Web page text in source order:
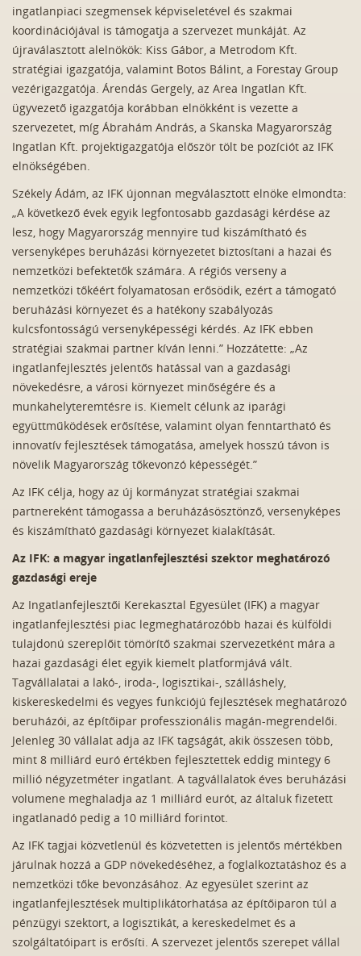
ingatlanpiaci szegmensek képviseletével és szakmai
koordinációjával is támogatja a szervezet munkáját. Az
újraválasztott alelnökök: Kiss Gábor, a Metrodom Kft.
stratégiai igazgatója, valamint Botos Bálint, a Forestay Group
vezérigazgatója. Árendás Gergely, az Area Ingatlan Kft.
ügyvezető igazgatója korábban elnökként is vezette a
szervezetet, míg Ábrahám András, a Skanska Magyarország
Ingatlan Kft. projektigazgatója először tölt be pozíciót az IFK
elnökségében.
Székely Ádám, az IFK újonnan megválasztott elnöke elmondta:
„A következő évek egyik legfontosabb gazdasági kérdése az
lesz, hogy Magyarország mennyire tud kiszámítható és
versenyképes beruházási környezetet biztosítani a hazai és
nemzetközi befektetők számára. A régiós verseny a
nemzetközi tőkéért folyamatosan erősödik, ezért a támogató
beruházási környezet és a hatékony szabályozás
kulcsfontosságú versenyképességi kérdés. Az IFK ebben
stratégiai szakmai partner kíván lenni.” Hozzátette: „Az
ingatlanfejlesztés jelentős hatással van a gazdasági
növekedésre, a városi környezet minőségére és a
munkahelyteremtésre is. Kiemelt célunk az iparági
együttműködések erősítése, valamint olyan fenntartható és
innovatív fejlesztések támogatása, amelyek hosszú távon is
növelik Magyarország tőkevonzó képességét.”
Az IFK célja, hogy az új kormányzat stratégiai szakmai
partnereként támogassa a beruházásösztönző, versenyképes
és kiszámítható gazdasági környezet kialakítását.
Az IFK: a magyar ingatlanfejlesztési szektor meghatározó
gazdasági ereje
Az Ingatlanfejlesztői Kerekasztal Egyesület (IFK) a magyar
ingatlanfejlesztési piac legmeghatározóbb hazai és külföldi
tulajdonú szereplőit tömörítő szakmai szervezetként mára a
hazai gazdasági élet egyik kiemelt platformjává vált.
Tagvállalatai a lakó-, iroda-, logisztikai-, szálláshely,
kiskereskedelmi és vegyes funkciójú fejlesztések meghatározó
beruházói, az építőipar professzionális magán-megrendelői.
Jelenleg 30 vállalat adja az IFK tagságát, akik összesen több,
mint 8 milliárd euró értékben fejlesztettek eddig mintegy 6
millió négyzetméter ingatlant. A tagvállalatok éves beruházási
volumene meghaladja az 1 milliárd eurót, az általuk fizetett
ingatlanadó pedig a 10 milliárd forintot.
Az IFK tagjai közvetlenül és közvetetten is jelentős mértékben
járulnak hozzá a GDP növekedéséhez, a foglalkoztatáshoz és a
nemzetközi tőke bevonzásához. Az egyesület szerint az
ingatlanfejlesztések multiplikátorhatása az építőiparon túl a
pénzügyi szektort, a logisztikát, a kereskedelmet és a
szolgáltatóipart is erősíti. A szervezet jelentős szerepet vállal